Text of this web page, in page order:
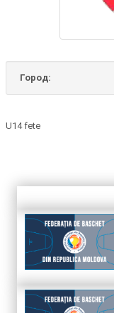
Город:
U14 fete